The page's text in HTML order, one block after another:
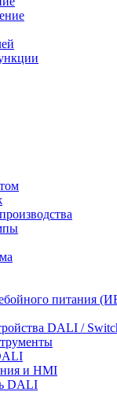
питания
DALI /
и HMI
DALI